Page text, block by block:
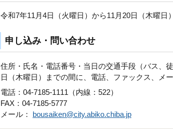
令和7年11月4日（火曜日）から11月20日（木曜日
申し込み・問い合わせ
住所・氏名・電話番号・当日の交通手段（バス、
日（木曜日）までの間に、電話、ファックス、メ
電話：04-7185-1111（内線：522）
FAX：04-7185-5777
メール： bousaiken@city.abiko.chiba.jp